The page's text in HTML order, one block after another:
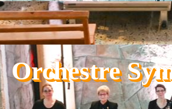
Orchestre